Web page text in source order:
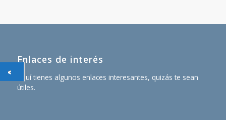
Enlaces de interés
Aquí tienes algunos enlaces interesantes, quizás te sean
útiles.